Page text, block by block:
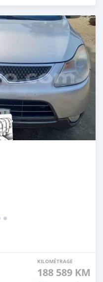
KILOMÉTRAGE
188 589 KM